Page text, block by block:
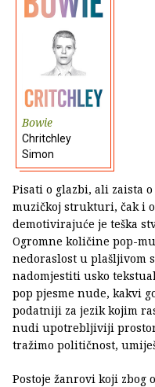
Bowie
Chritchley
Simon
Pisati o glazbi, ali zaista
muzičkoj strukturi, čak i
demotivirajuće je teška
Ogromne količine pop-
nedoraslost u plašljivom
nadomjestiti usko
pop pjesme nude, kakvi
podatniji za jezik kojim
nudi upotrebljiviji
tražimo političnost,
Postoje žanrovi koji zbog